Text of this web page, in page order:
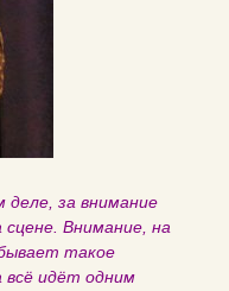
деле, за внимание
Внимание, на
такое
всё идёт одним